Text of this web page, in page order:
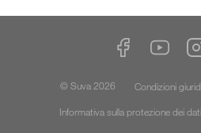
© Suva 2026 Condizioni
Informativa sulla protezione dei dati